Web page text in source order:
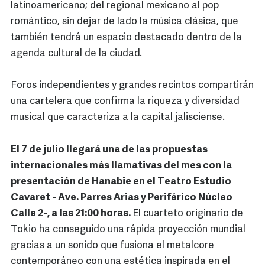
latinoamericano; del regional mexicano al pop
romántico, sin dejar de lado la música clásica, que
también tendrá un espacio destacado dentro de la
agenda cultural de la ciudad.
Foros independientes y grandes recintos compartirán
una cartelera que confirma la riqueza y diversidad
musical que caracteriza a la capital jalisciense.
El 7 de julio llegará una de las propuestas
internacionales más llamativas del mes con la
presentación de Hanabie en el Teatro Estudio
Cavaret - Ave. Parres Arias y Periférico Núcleo
Calle 2-, a las 21:00 horas. El cuarteto originario de
Tokio ha conseguido una rápida proyección mundial
gracias a un sonido que fusiona el metalcore
contemporáneo con una estética inspirada en el